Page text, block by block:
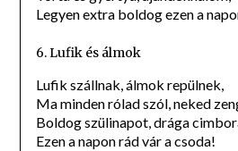
Legyen extra boldog ezen a
6. Lufik és álmok
Lufik szállnak, álmok repülnek,
Ma minden rólad szól, neked
Boldog szülinapot, drága
Ezen a napon rád vár a csoda!